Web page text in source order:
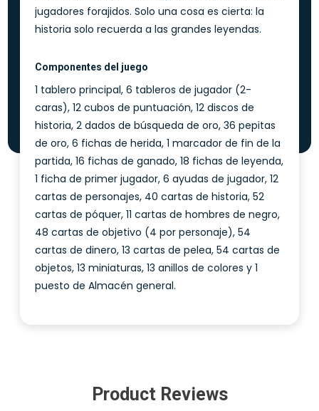
jugadores forajidos. Solo una cosa es cierta: la
historia solo recuerda a las grandes leyendas.
Componentes del juego
1 tablero principal, 6 tableros de jugador (2-
caras), 12 cubos de puntuación, 12 discos de
historia, 2 dados de búsqueda de oro, 36 pepitas
de oro, 6 fichas de herida, 1 marcador de fin de la
partida, 16 fichas de ganado, 18 fichas de leyenda,
1 ficha de primer jugador, 6 ayudas de jugador, 12
cartas de personajes, 40 cartas de historia, 52
cartas de póquer, 11 cartas de hombres de negro,
48 cartas de objetivo (4 por personaje), 54
cartas de dinero, 13 cartas de pelea, 54 cartas de
objetos, 13 miniaturas, 13 anillos de colores y 1
puesto de Almacén general.
Product Reviews